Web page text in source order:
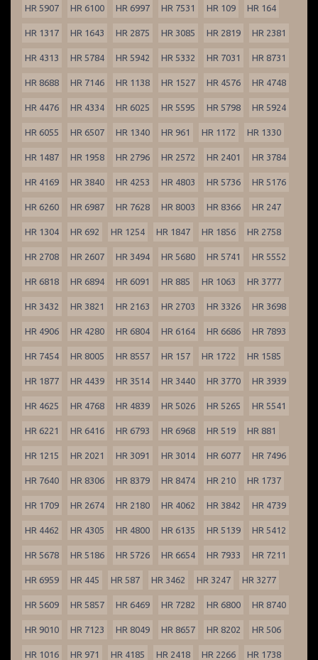
HR 5907 HR 6100 HR 6997 HR 7531 HR 109 HR 164
HR 1317 HR 1643 HR 2875 HR 3085 HR 2819 HR 2381
HR 4313 HR 5784 HR 5942 HR 5332 HR 7031 HR 8731
HR 8688 HR 7146 HR 1138 HR 1527 HR 4576 HR 4748
HR 4476 HR 4334 HR 6025 HR 5595 HR 5798 HR 5924
HR 6055 HR 6507 HR 1340 HR 961 HR 1172 HR 1330
HR 1487 HR 1958 HR 2796 HR 2572 HR 2401 HR 3784
HR 4169 HR 3840 HR 4253 HR 4803 HR 5736 HR 5176
HR 6260 HR 6987 HR 7628 HR 8003 HR 8366 HR 247
HR 1304 HR 692 HR 1254 HR 1847 HR 1856 HR 2758
HR 2708 HR 2607 HR 3494 HR 5680 HR 5741 HR 5552
HR 6818 HR 6894 HR 6091 HR 885 HR 1063 HR 3777
HR 3432 HR 3821 HR 2163 HR 2703 HR 3326 HR 3698
HR 4906 HR 4280 HR 6804 HR 6164 HR 6686 HR 7893
HR 7454 HR 8005 HR 8557 HR 157 HR 1722 HR 1585
HR 1877 HR 4439 HR 3514 HR 3440 HR 3770 HR 3939
HR 4625 HR 4768 HR 4839 HR 5026 HR 5265 HR 5541
HR 6221 HR 6416 HR 6793 HR 6968 HR 519 HR 881
HR 1215 HR 2021 HR 3091 HR 3014 HR 6077 HR 7496
HR 7640 HR 8306 HR 8379 HR 8474 HR 210 HR 1737
HR 1709 HR 2674 HR 2180 HR 4062 HR 3842 HR 4739
HR 4462 HR 4305 HR 4800 HR 6135 HR 5139 HR 5412
HR 5678 HR 5186 HR 5726 HR 6654 HR 7933 HR 7211
HR 6959 HR 445 HR 587 HR 3462 HR 3247 HR 3277
HR 5609 HR 5857 HR 6469 HR 7282 HR 6800 HR 8740
HR 9010 HR 7123 HR 8049 HR 8657 HR 8202 HR 506
HR 1016 HR 971 HR 4185 HR 2418 HR 2266 HR 1738